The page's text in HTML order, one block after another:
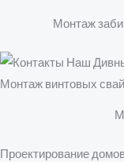
Монтаж
Проектирование